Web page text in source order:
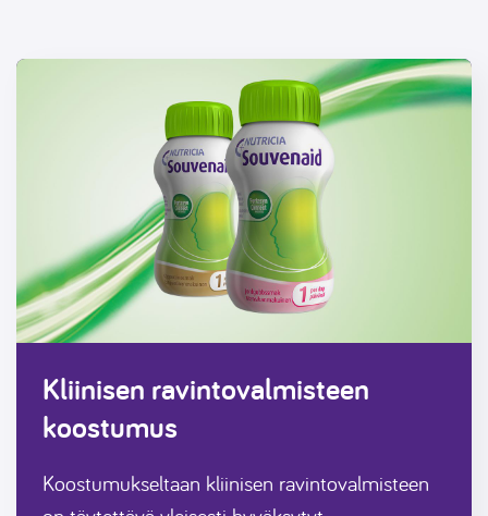
Kliinisen ravintovalmisteen
koostumus
Koostumukseltaan kliinisen ravintovalmisteen